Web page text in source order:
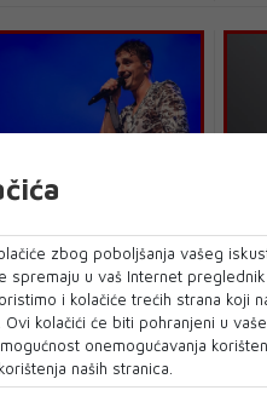
MOSTARAC 5.8.
PJEVA NA
ovog utorka
u svom gradu!
ovog utorka napokon
U
Ray
31.
zbog poboljšanja vašeg
spremaju u vaš Internet
i kolačiće trećih strana koji
kolačići će biti pohranjeni u
onemogućavanja
naših stranica.